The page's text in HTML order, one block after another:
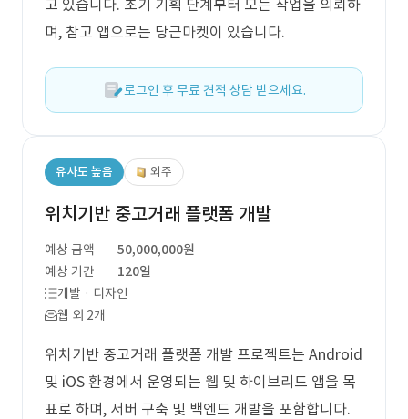
고 있습니다. 초기 기획 단계부터 모든 작업을 의뢰하
며, 참고 앱으로는 당근마켓이 있습니다.
로그인 후 무료 견적 상담 받으세요.
유사도 높음 외주
위치기반 중고거래 플랫폼 개발
예상 금액
50,000,000원
예상 기간
120일
개발 · 디자인
웹 외 2개
위치기반 중고거래 플랫폼 개발 프로젝트는 Android
및 iOS 환경에서 운영되는 웹 및 하이브리드 앱을 목
표로 하며, 서버 구축 및 백엔드 개발을 포함합니다.